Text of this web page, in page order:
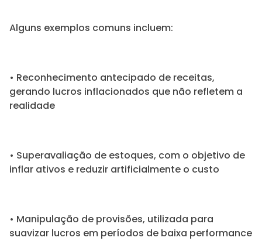
Alguns exemplos comuns incluem:
• Reconhecimento antecipado de receitas,
gerando lucros inflacionados que não refletem a
realidade
• Superavaliação de estoques, com o objetivo de
inflar ativos e reduzir artificialmente o custo
• Manipulação de provisões, utilizada para
suavizar lucros em períodos de baixa performance